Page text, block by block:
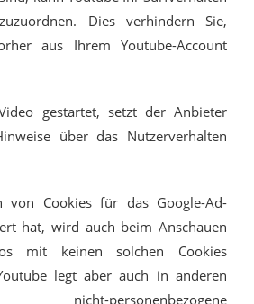
Dies verhindern Sie,
aus Ihrem Youtube-Account
gestartet, setzt der Anbieter
über das Nutzerverhalten
von Cookies für das Google-Ad-
hat, wird auch beim Anschauen
mit keinen solchen Cookies
legt aber auch in anderen
personenbezogene